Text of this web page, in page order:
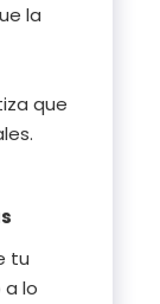
la
que
tu
lo